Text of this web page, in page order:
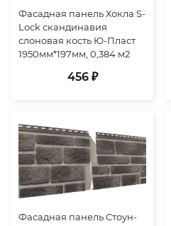
Фасадная панель Хокла S-
Lock скандинавия
слоновая кость Ю-Пласт
1950мм*197мм, 0,384 м2
456 ₽
Фасадная панель Стоун-